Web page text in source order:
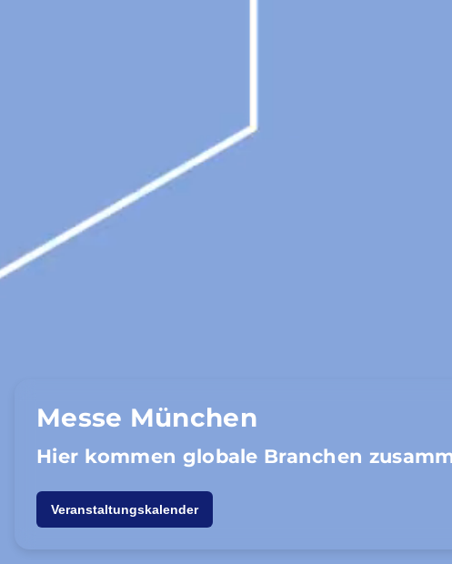
Messe München
Hier kommen globale Branchen
Veranstaltungskalender